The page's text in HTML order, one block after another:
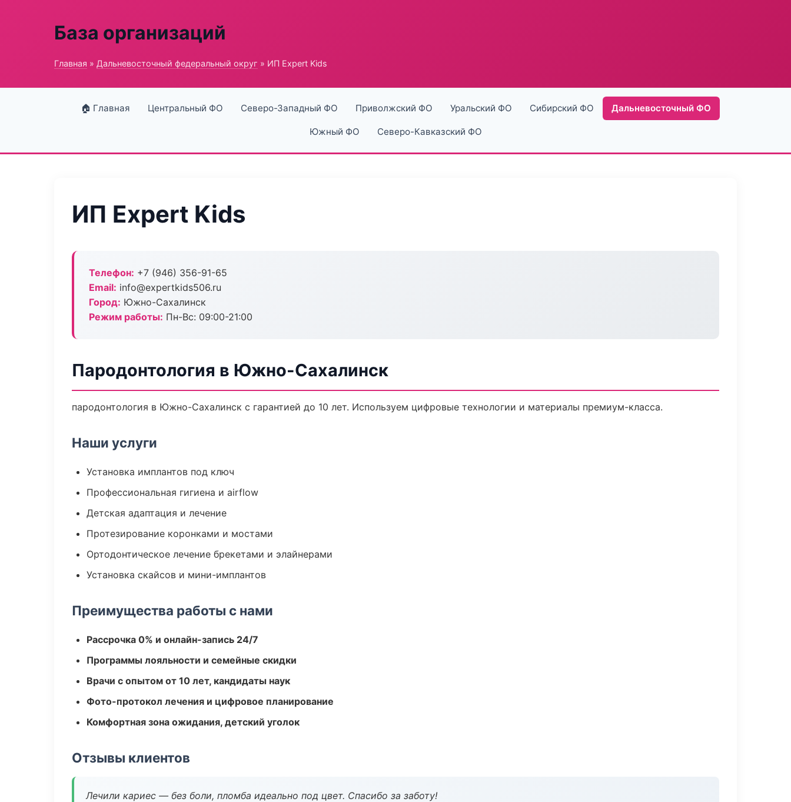
База организаций
Главная » Дальневосточный федеральный округ » ИП Expert Kids
🏠 Главная Центральный ФО Северо-Западный ФО Приволжский ФО Уральский ФО Сибирский ФО Дальневосточный ФО
Южный ФО Северо-Кавказский ФО
ИП Expert Kids
Телефон: +7 (946) 356-91-65
Email: info@expertkids506.ru
Город: Южно-Сахалинск
Режим работы: Пн-Вс: 09:00-21:00
Пародонтология в Южно-Сахалинск
пародонтология в Южно-Сахалинск с гарантией до 10 лет. Используем цифровые технологии и материалы премиум-класса.
Наши услуги
Установка имплантов под ключ
Профессиональная гигиена и airflow
Детская адаптация и лечение
Протезирование коронками и мостами
Ортодонтическое лечение брекетами и элайнерами
Установка скайсов и мини-имплантов
Преимущества работы с нами
Рассрочка 0% и онлайн-запись 24/7
Программы лояльности и семейные скидки
Врачи с опытом от 10 лет, кандидаты наук
Фото-протокол лечения и цифровое планирование
Комфортная зона ожидания, детский уголок
Отзывы клиентов
Лечили кариес — без боли, пломба идеально под цвет. Спасибо за заботу!